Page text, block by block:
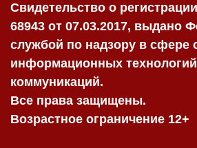
Свидетельство о
68943 от 07.03.2017, выдано
службой по надзору в сфере
информационных
коммуникаций.
Все права защищены.
Возрастное ограничение 12+